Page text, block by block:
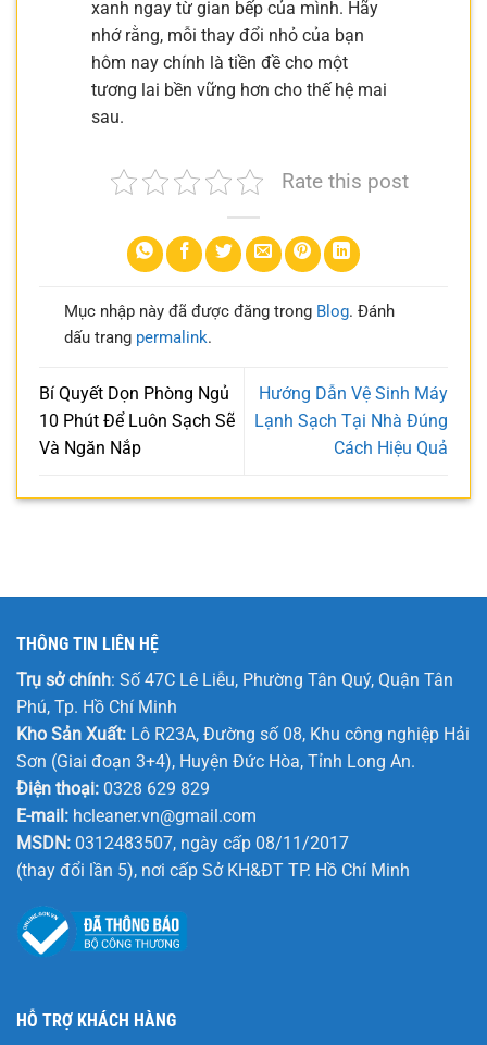
xanh ngay từ gian bếp của mình. Hãy
nhớ rằng, mỗi thay đổi nhỏ của bạn
hôm nay chính là tiền đề cho một
tương lai bền vững hơn cho thế hệ mai
sau.
Rate this post
Mục nhập này đã được đăng trong Blog. Đánh
dấu trang permalink.
Bí Quyết Dọn Phòng Ngủ
10 Phút Để Luôn Sạch Sẽ
Và Ngăn Nắp
Hướng Dẫn Vệ Sinh Máy
Lạnh Sạch Tại Nhà Đúng
Cách Hiệu Quả
THÔNG TIN LIÊN HỆ
Trụ sở chính: Số 47C Lê Liễu, Phường Tân Quý, Quận Tân
Phú, Tp. Hồ Chí Minh
Kho Sản Xuất: Lô R23A, Đường số 08, Khu công nghiệp Hải
Sơn (Giai đoạn 3+4), Huyện Đức Hòa, Tỉnh Long An.
Điện thoại: 0328 629 829
E-mail: hcleaner.vn@gmail.com
MSDN: 0312483507, ngày cấp 08/11/2017
(thay đổi lần 5), nơi cấp Sở KH&ĐT TP. Hồ Chí Minh
HỖ TRỢ KHÁCH HÀNG